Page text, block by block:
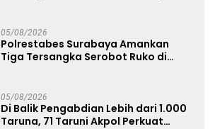
05/08/2026
Polrestabes Surabaya Amankan
Tiga Tersangka Serobot Ruko di
05/08/2026
Di Balik Pengabdian Lebih dari 1.000
Taruna, 71 Taruni Akpol Perkuat